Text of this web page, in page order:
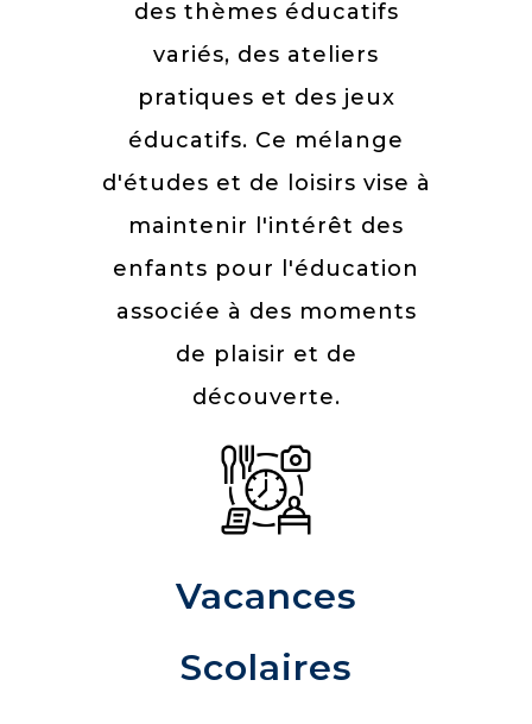
des thèmes éducatifs
variés, des ateliers
pratiques et des jeux
éducatifs. Ce mélange
d'études et de loisirs vise à
maintenir l'intérêt des
enfants pour l'éducation
associée à des moments
de plaisir et de
découverte.
Vacances
Scolaires